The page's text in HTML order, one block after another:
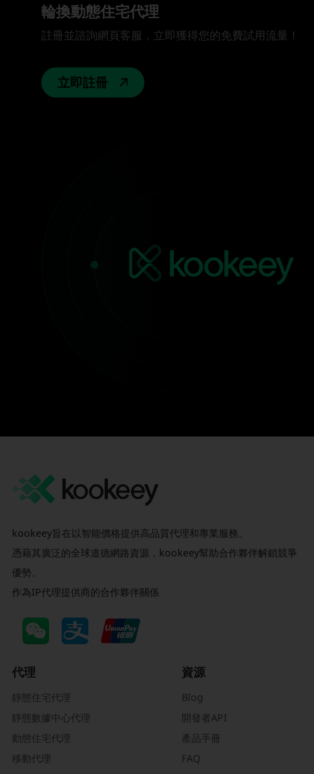
輪換動態住宅代理
註冊並諮詢網頁客服，立即獲得您的免費試用流量！
立即註冊
kookeey旨在以智能價格提供高品質代理和專業服務。
憑藉其廣泛的全球道德網路資源，kookeey幫助合作夥伴解鎖競爭
優勢。
作為IP代理提供商的合作夥伴關係
代理
靜態住宅代理
靜態數據中心代理
動態住宅代理
移動代理
資源
Blog
開發者API
產品手冊
FAQ